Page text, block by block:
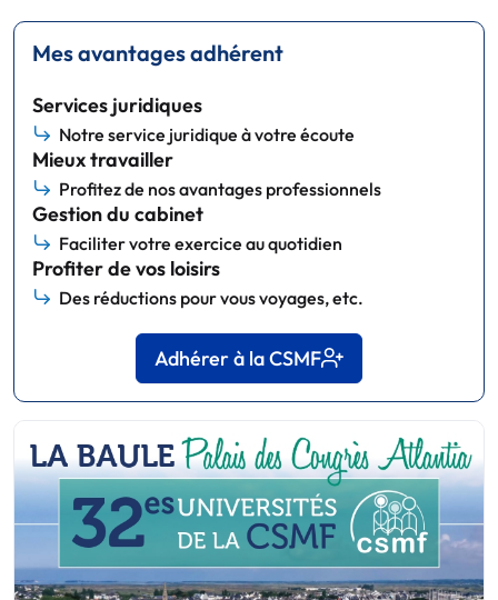
Mes avantages adhérent
Services juridiques
Notre service juridique à votre écoute
Mieux travailler
Profitez de nos avantages professionnels
Gestion du cabinet
Faciliter votre exercice au quotidien
Profiter de vos loisirs
Des réductions pour vous voyages, etc.
Adhérer à la CSMF